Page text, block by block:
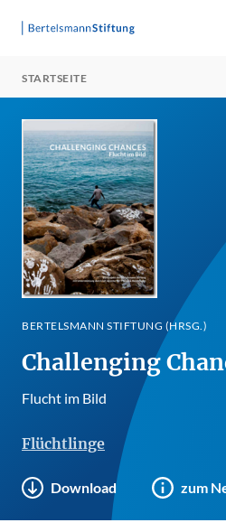
STARTSEITE
BERTELSMANN STIFTUNG (HRSG.)
Challenging
Flucht im Bild
Flüchtlinge
Download zum